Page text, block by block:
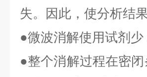
失。因此，使分析结
●微波消解使用试剂
●整个消解过程在密